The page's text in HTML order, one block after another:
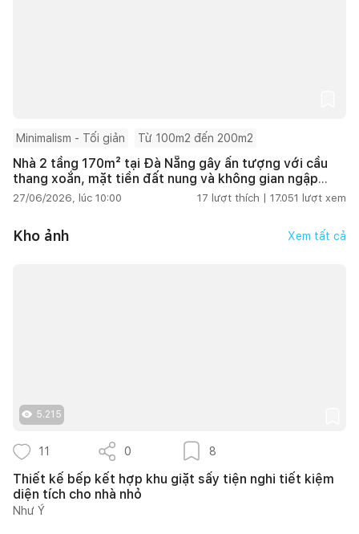
Minimalism - Tối giản Từ 100m2 đến 200m2
Nhà 2 tầng 170m² tại Đà Nẵng gây ấn tượng với cầu
thang xoắn, mặt tiền đất nung và không gian ngập
tràn ánh sáng
27/06/2026, lúc 10:00 17 lượt thích | 17.051 lượt xem
Kho ảnh Xem tất cả
5.215
11 0 8
Thiết kế bếp kết hợp khu giặt sấy tiện nghi tiết kiệm
diện tích cho nhà nhỏ
Như Ý